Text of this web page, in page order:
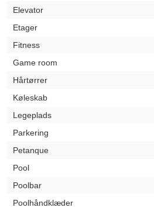
Elevator
Etager
Fitness
Game room
Hårtørrer
Køleskab
Legeplads
Parkering
Petanque
Pool
Poolbar
Poolhåndklæder